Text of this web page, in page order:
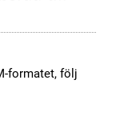
formatet, följ